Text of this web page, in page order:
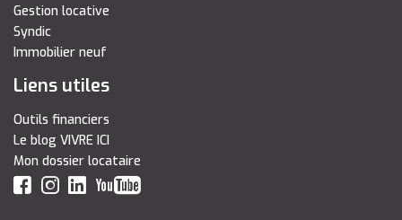
Gestion locative
Syndic
Immobilier neuf
Liens utiles
Outils financiers
Le blog VIVRE ICI
Mon dossier locataire